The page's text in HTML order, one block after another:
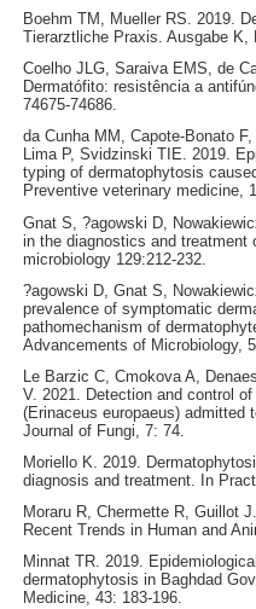
Boehm TM, Mueller RS. 2019.
Tierarztliche Praxis. Ausgabe K,
Coelho JLG, Saraiva EMS, de
Dermatófito: resistência a
74675-74686.
da Cunha MM, Capote-Bonato
Lima P, Svidzinski TIE. 2019.
typing of dermatophytosis
Preventive veterinary medicine,
Gnat S, ?agowski D,
in the diagnostics and treatment
microbiology 129:212-232.
?agowski D, Gnat S,
prevalence of symptomatic
pathomechanism of
Advancements of Microbiology,
Le Barzic C, Cmokova A,
V. 2021. Detection and control
(Erinaceus europaeus) admitted
Journal of Fungi, 7: 74.
Moriello K. 2019.
diagnosis and treatment. In
Moraru R, Chermette R, Guillot
Recent Trends in Human and
Minnat TR. 2019.
dermatophytosis in Baghdad
Medicine, 43: 183-196.